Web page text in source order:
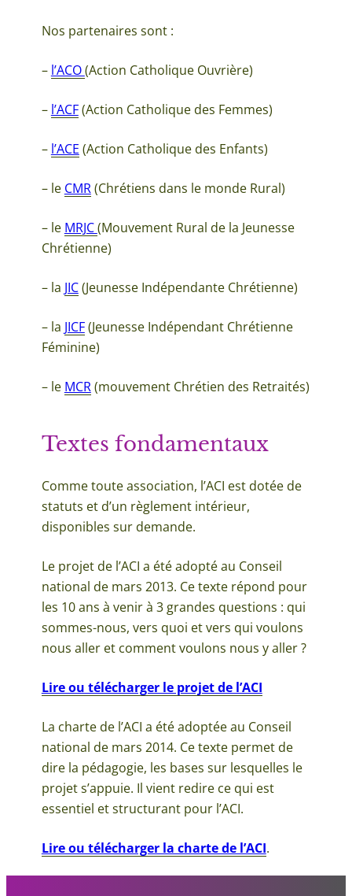
Nos partenaires sont :
– l’ACO(Action Catholique Ouvrière)
– l’ACF(Action Catholique des Femmes)
– l’ACE (Action Catholique des Enfants)
– le CMR(Chrétiens dans le monde Rural)
– le MRJC(Mouvement Rural de la Jeunesse
Chrétienne)
– la JIC(Jeunesse Indépendante Chrétienne)
– la JICF(Jeunesse Indépendant Chrétienne
Féminine)
– le MCR(mouvement Chrétien des Retraités)
Textes fondamentaux
Comme toute association, l’ACI est dotée de
statuts et d’un règlement intérieur,
disponibles sur demande.
Le projet de l’ACI a été adopté au Conseil
national de mars 2013. Ce texte répond pour
les 10 ans à venir à 3 grandes questions : qui
sommes-nous, vers quoi et vers qui voulons
nous aller et comment voulons nous y aller ?
Lire ou télécharger le projet de l’ACI
La charte de l’ACI a été adoptée au Conseil
national de mars 2014. Ce texte permet de
dire la pédagogie, les bases sur lesquelles le
projet s’appuie. Il vient redire ce qui est
essentiel et structurant pour l’ACI.
Lire ou télécharger la charte de l’ACI.